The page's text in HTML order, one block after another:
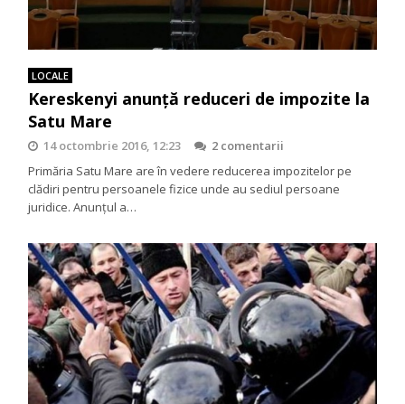
LOCALE
Kereskenyi anunță reduceri de impozite la
Satu Mare
14 octombrie 2016, 12:23
2 comentarii
Primăria Satu Mare are în vedere reducerea impozitelor pe
clădiri pentru persoanele fizice unde au sediul persoane
juridice. Anunțul a…